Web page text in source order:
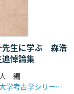
先生に学ぶ 森浩
悼論集
編
同志社大学考古学シリーズ刊行会